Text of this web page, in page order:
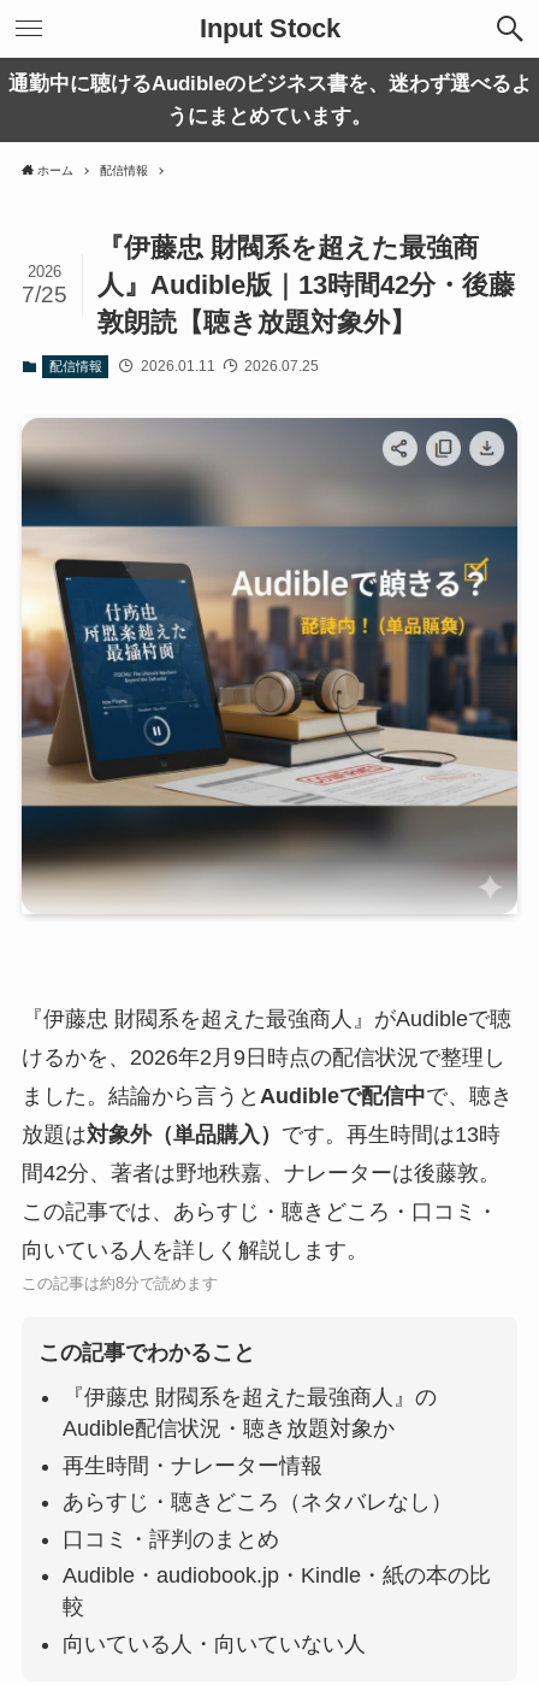
Input Stock
通勤中に聴けるAudibleのビジネス書を、迷わず選べるよ
うにまとめています。
ホーム 配信情報
『伊藤忠 財閥系を超えた最強商
人』Audible版｜13時間42分・後藤
敦朗読【聴き放題対象外】
2026
7/25
配信情報 2026.01.11 2026.07.25
『伊藤忠 財閥系を超えた最強商人』がAudibleで聴
けるかを、2026年2月9日時点の配信状況で整理し
ました。結論から言うと Audibleで配信中で、聴き
放題は対象外（単品購入） です。再生時間は13時
間42分、著者は野地秩嘉、ナレーターは後藤敦。
この記事では、あらすじ・聴きどころ・口コミ・
向いている人を詳しく解説します。
この記事は約8分で読めます
この記事でわかること
『伊藤忠 財閥系を超えた最強商人』の
Audible配信状況・聴き放題対象か
再生時間・ナレーター情報
あらすじ・聴きどころ（ネタバレなし）
口コミ・評判のまとめ
Audible・audiobook.jp・Kindle・紙の本の比
較
向いている人・向いていない人